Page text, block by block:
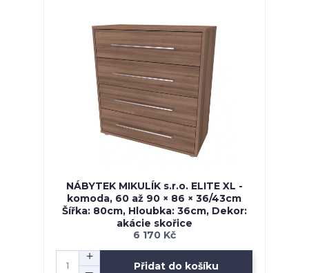
NÁBYTEK MIKULÍK s.r.o. ELITE XL -
komoda, 60 až 90 × 86 × 36/43cm
Šířka: 80cm, Hloubka: 36cm, Dekor:
akácie skořice
6 170 Kč
Přidat do košíku